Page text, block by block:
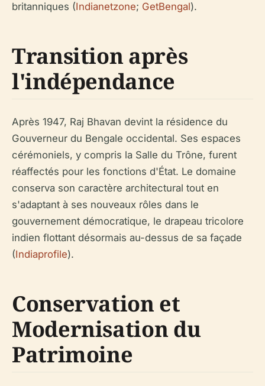
britanniques (Indianetzone; GetBengal).
Transition après
l'indépendance
Après 1947, Raj Bhavan devint la résidence du
Gouverneur du Bengale occidental. Ses espaces
cérémoniels, y compris la Salle du Trône, furent
réaffectés pour les fonctions d'État. Le domaine
conserva son caractère architectural tout en
s'adaptant à ses nouveaux rôles dans le
gouvernement démocratique, le drapeau tricolore
indien flottant désormais au-dessus de sa façade
(Indiaprofile).
Conservation et
Modernisation du
Patrimoine